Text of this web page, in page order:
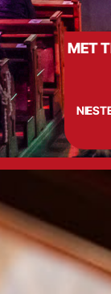
MET
Info
Contact